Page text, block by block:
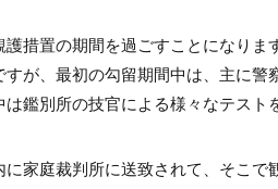
措置の期間を過ごすことになりま
が、最初の勾留期間中は、主に警
鑑別所の技官による様々なテスト
家庭裁判所に送致されて、そこで